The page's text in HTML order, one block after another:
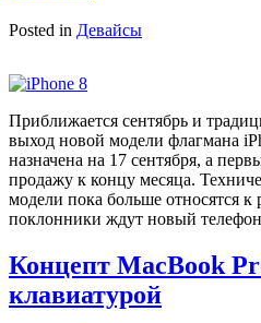
Posted in Девайсы
Приближается сентябрь и
выход новой модели флагмана
назначена на 17 сентября, а
продажу к концу месяца.
модели пока больше относятся к
поклонники ждут новый
Концепт MacBook
клавиатурой